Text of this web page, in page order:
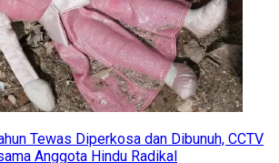
Tewas Diperkosa dan Dibunuh, CCTV
Anggota Hindu Radikal